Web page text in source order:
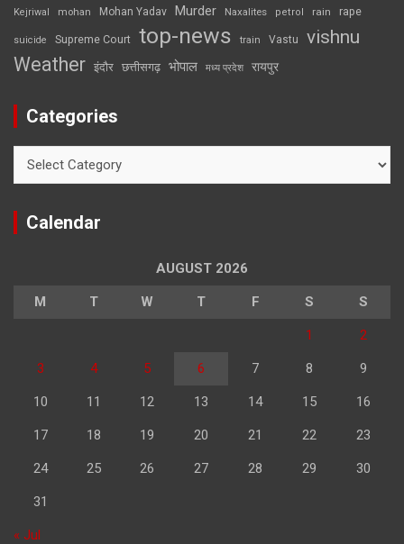
Kejriwal mohan Mohan Yadav Murder Naxalites petrol rain rape
suicide Supreme Court top-news train Vastu vishnu
Weather इंदौर छत्तीसगढ़ भोपाल मध्य प्रदेश रायपुर
Categories
Calendar
AUGUST 2026
M T W T F S S
1 2
3 4 5 6 7 8 9
10 11 12 13 14 15 16
17 18 19 20 21 22 23
24 25 26 27 28 29 30
31
« Jul